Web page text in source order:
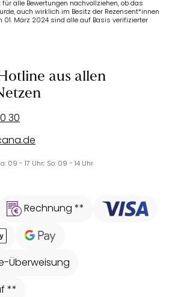
alle Bewertungen nachvollziehen, ob das
auch wirklich im Besitz der Rezensent*innen
01. März 2024 sind alle auf Basis verifizierter
aus allen
30
09 - 17 Uhr; So: 09 - 14 Uhr.
Rechnung **
Überweisung
**